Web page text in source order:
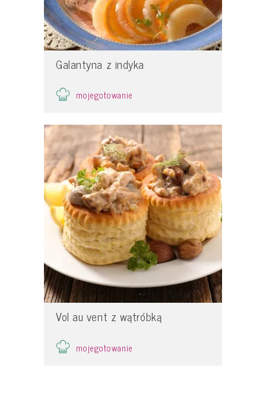
Galantyna z indyka
mojegotowanie
Vol au vent z wątróbką
mojegotowanie